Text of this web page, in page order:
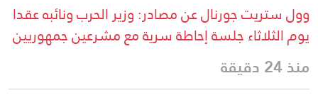
وول ستريت جورنال عن مصادر: وزير الحرب ونائبه عقدا
يوم الثلاثاء جلسة إحاطة سرية مع مشرعين جمهوريين
منذ 24 دقيقة